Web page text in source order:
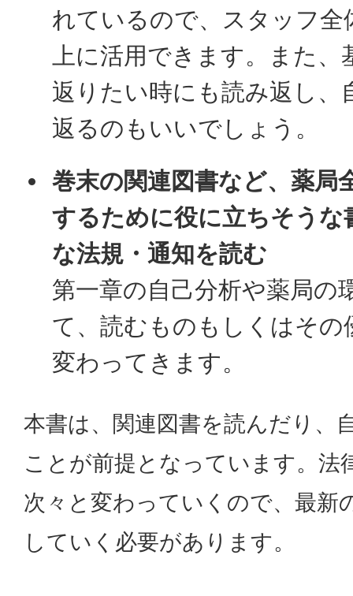
れているので、スタッフ全
上に活用できます。また、
返りたい時にも読み返し、
返るのもいいでしょう。
巻末の関連図書など、薬局
するために役に立ちそうな
な法規・通知を読む
第一章の自己分析や薬局の
て、読むものもしくはその
変わってきます。
本書は、関連図書を読んだり、
ことが前提となっています。法
次々と変わっていくので、最新
していく必要があります。